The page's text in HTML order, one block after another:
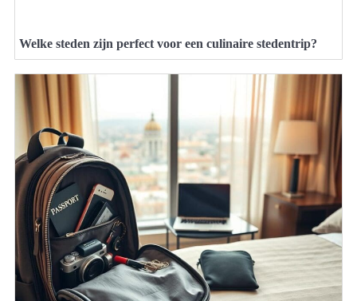
Welke steden zijn perfect voor een culinaire stedentrip?